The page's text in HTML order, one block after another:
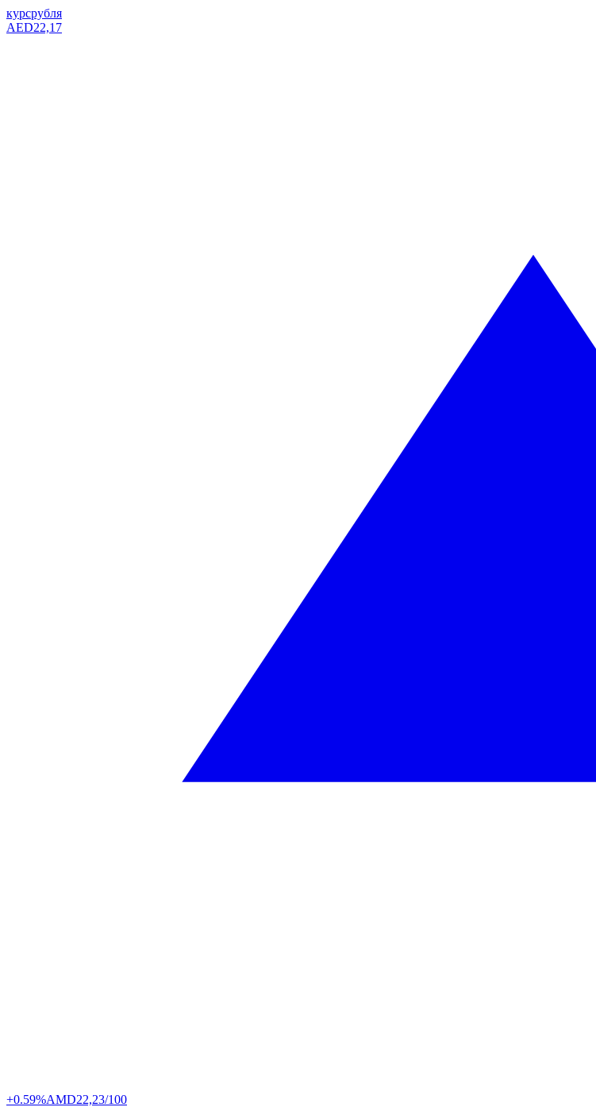
курсрубля
AED22,17
+0.59%AMD22,23/100